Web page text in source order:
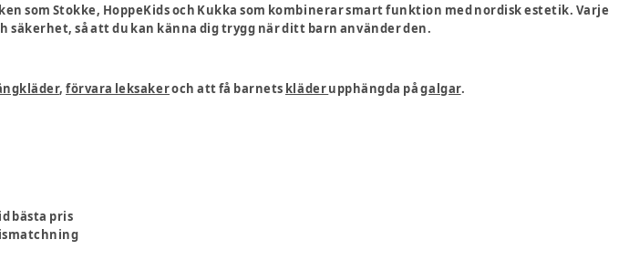
som Stokke, HoppeKids och Kukka som kombinerar smart funktion med nordisk estetik. Varje
säkerhet, så att du kan känna dig trygg när ditt barn använder den.
,förvara leksakeroch att få barnets kläderupphängda pågalgar.
bästa pris